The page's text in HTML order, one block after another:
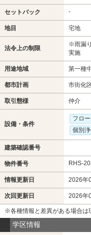
セットバック -
地目 宅地
法令上の制限
※雨漏
実施
用途地域 第一種
都市計画 市街化
取引態様 仲介
設備・条件
フロ
個別
建築確認番号
物件番号 RHS-
情報更新日 2026年
次回更新日 2026年
※各種情報と差異がある場合は
学区情報